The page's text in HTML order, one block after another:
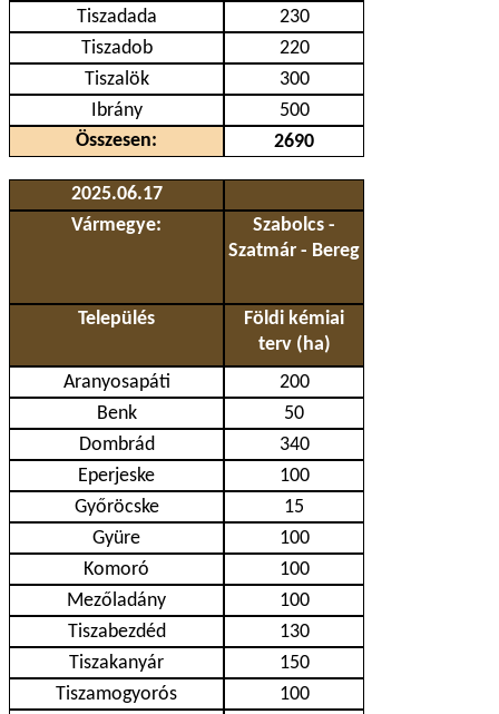
Tiszadada
230
Tiszadob
220
Tiszalök
300
Ibrány
500
Összesen:
2690
2025.06.17
Vármegye:
Szabolcs -
Szatmár - Bereg
Település
Földi kémiai
terv (ha)
Aranyosapáti
200
Benk
50
Dombrád
340
Eperjeske
100
Győröcske
15
Gyüre
100
Komoró
100
Mezőladány
100
Tiszabezdéd
130
Tiszakanyár
150
Tiszamogyorós
100